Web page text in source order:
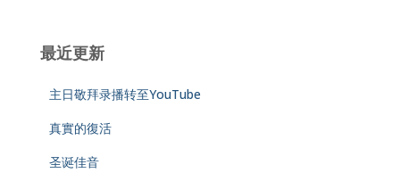
最近更新
主日敬拜录播转至YouTube
真實的復活
圣诞佳音